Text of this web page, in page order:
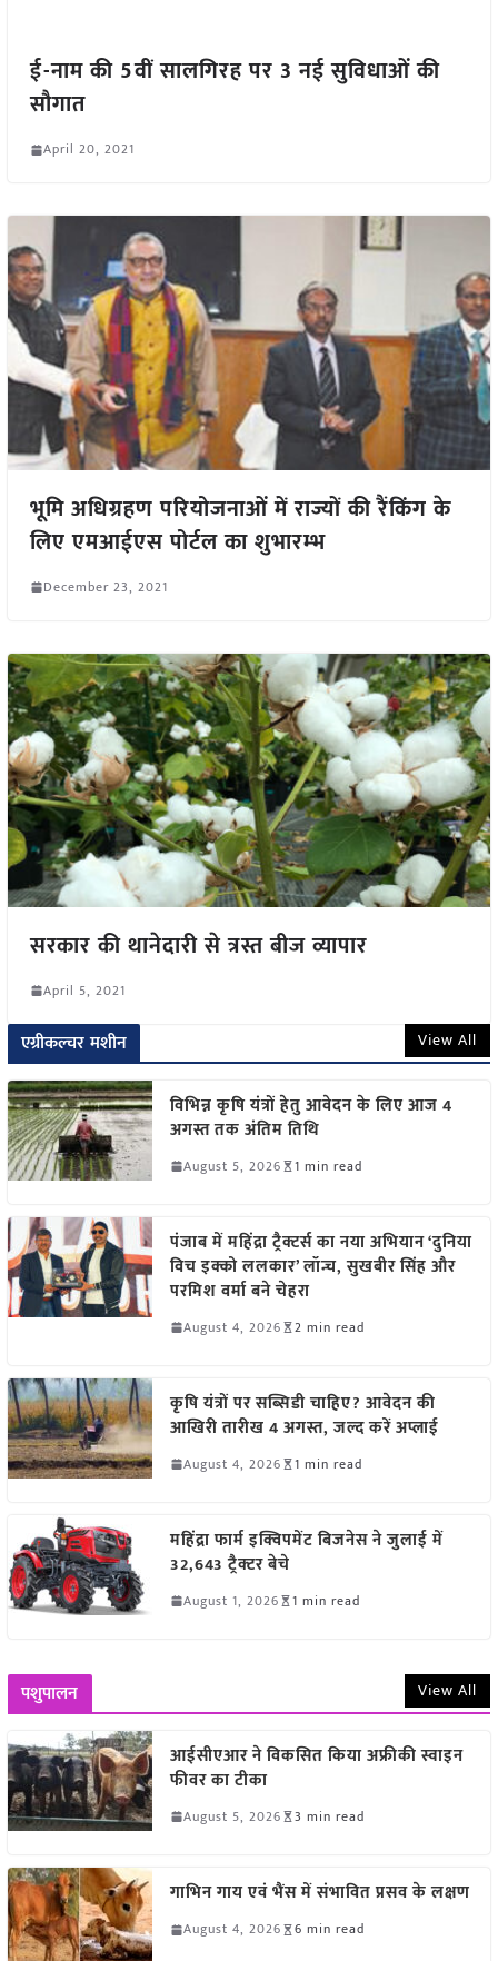
ई-नाम की 5वीं सालगिरह पर 3 नई सुविधाओं की
सौगात
April 20, 2021
भूमि अधिग्रहण परियोजनाओं में राज्यों की रैंकिंग के
लिए एमआईएस पोर्टल का शुभारम्भ
December 23, 2021
सरकार की थानेदारी से त्रस्त बीज व्यापार
April 5, 2021
एग्रीकल्चर मशीन View All
विभिन्न कृषि यंत्रों हेतु आवेदन के लिए आज 4
अगस्त तक अंतिम तिथि
August 5, 2026 1 min read
पंजाब में महिंद्रा ट्रैक्टर्स का नया अभियान ‘दुनिया
विच इक्को ललकार’ लॉन्च, सुखबीर सिंह और
परमिश वर्मा बने चेहरा
August 4, 2026 2 min read
कृषि यंत्रों पर सब्सिडी चाहिए? आवेदन की
आखिरी तारीख 4 अगस्त, जल्द करें अप्लाई
August 4, 2026 1 min read
महिंद्रा फार्म इक्विपमेंट बिजनेस ने जुलाई में
32,643 ट्रैक्टर बेचे
August 1, 2026 1 min read
पशुपालन View All
आईसीएआर ने विकसित किया अफ्रीकी स्वाइन
फीवर का टीका
August 5, 2026 3 min read
गाभिन गाय एवं भैंस में संभावित प्रसव के लक्षण
August 4, 2026 6 min read